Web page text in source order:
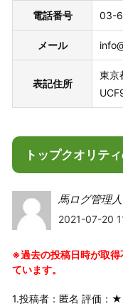
電話番号 03-
メール
表記住所
東京
トップクオリテ
馬ログ管理人
2021-07-20
※過去の投稿日時が取得
ています。
1.投稿者：匿名 評価